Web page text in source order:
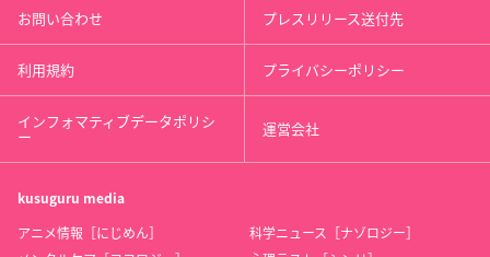
お問い合わせ プレスリリース送付先
利用規約 プライバシーポリシー
インフォマティブデータポリシ
ー 運営会社
kusuguru media
アニメ情報［にじめん］
科学ニュース［ナゾロジー］